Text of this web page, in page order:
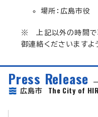
場所：広島市役
※ 上記以外の時間で
御連絡くださいますよ
Press Release
広島市 The City of